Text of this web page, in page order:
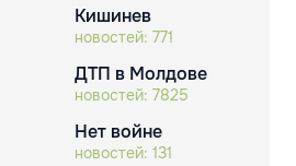
Кишинев
новостей: 771
ДТП в Молдове
новостей: 7825
Нет войне
новостей: 131